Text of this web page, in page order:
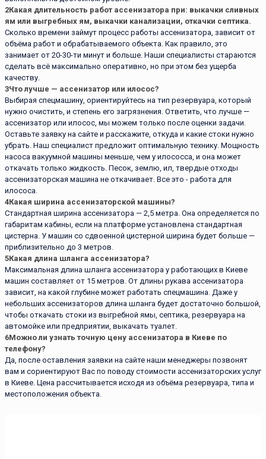
2Какая длительность работ ассенизатора при: выкачки сливных
ям или выгребных ям, выкачки канализации, откачки септика.
Сколько времени займут процесс работы ассенизатора, зависит от
объёма работ и обрабатываемого объекта. Как правило, это
занимает от 20-30-ти минут и больше. Наши специалисты стараются
сделать всё максимально оперативно, но при этом без ущерба
качеству.
3Что лучше — ассенизатор или илосос?
Выбирая спецмашину, ориентируйтесь на тип резервуара, который
нужно очистить, и степень его загрязнения. Ответить, что лучше —
ассенизатор или илосос, мы можем только после оценки задачи.
Оставьте заявку на сайте и расскажите, откуда и какие стоки нужно
убрать. Наш специалист предложит оптимальную технику. Мощность
насоса вакуумной машины меньше, чем у илососса, и она может
откачать только жидкость. Песок, землю, ил, твердые отходы
ассенизаторская машина не откачивает. Все это - работа для
илососа.
4Какая ширина ассенизаторской машины?
Стандартная ширина ассенизатора — 2,5 метра. Она определяется по
габаритам кабины, если на платформе установлена стандартная
цистерна. У машин со сдвоенной цистерной ширина будет больше —
приблизительно до 3 метров.
5Какая длина шланга ассенизатора?
Максимальная длина шланга ассенизатора у работающих в Киеве
машин составляет от 15 метров. От длины рукава ассенизатора
зависит, на какой глубине может работать спецмашина. Даже у
небольших ассенизаторов длина шланга будет достаточно большой,
чтобы откачать стоки из выгребной ямы, септика, резервуара на
автомойке или предприятии, выкачать туалет.
6Можно ли узнать точную цену ассенизатора в Киеве по
телефону?
Да, после оставления заявки на сайте наши менеджеры позвонят
вам и сориентируют Вас по поводу стоимости ассенизаторских услуг
в Киеве. Цена рассчитывается исходя из объёма резервуара, типа и
местоположения объекта.